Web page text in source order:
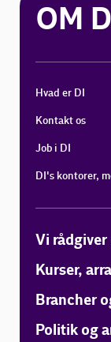
OM
Hvad er DI
Kontakt os
Job i DI
DI's kontorer,
Vi
Kurser,
Brancher
Politik og